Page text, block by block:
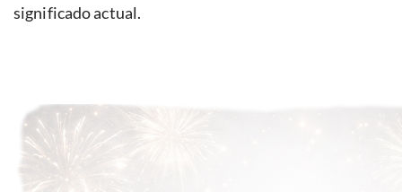
significado actual.